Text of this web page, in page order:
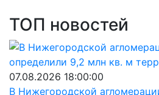
ТОП новостей
07.08.2026 18:00:00
В Нижегородской